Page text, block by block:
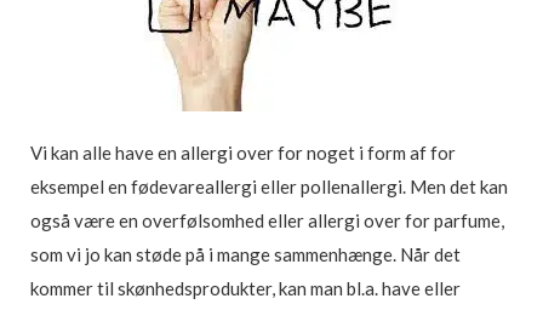
Vi kan alle have en allergi over for noget i form af for
eksempel en fødevareallergi eller pollenallergi. Men det kan
også være en overfølsomhed eller allergi over for parfume,
som vi jo kan støde på i mange sammenhænge. Når det
kommer til skønhedsprodukter, kan man bl.a. have eller